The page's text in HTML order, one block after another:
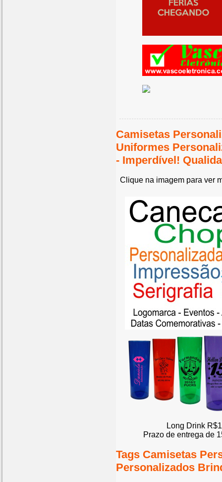
Camisetas
Uniformes
- Imperdível!
Clique na imagem para ver
Long Drink
Prazo de entrega de
Tags Camisetas
Personalizados